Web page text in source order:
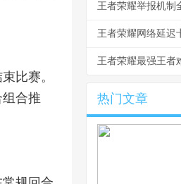
比赛。
合推
王者荣耀举报机制
王者荣耀最强王者
热门文章